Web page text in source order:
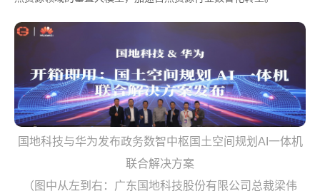
国地科技与华为发布政务数智中枢国土空间规划AI一体机
联合解决方案
（图中从左到右：广东国地科技股份有限公司总裁梁伟